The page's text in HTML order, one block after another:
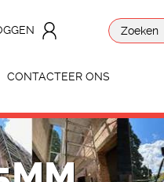
CONTACTEER ONS